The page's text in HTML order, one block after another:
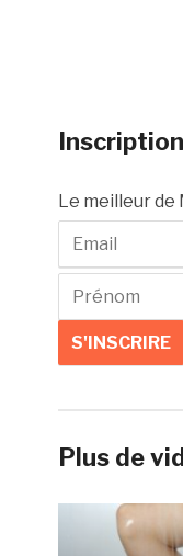
Le meilleur de
Plus de